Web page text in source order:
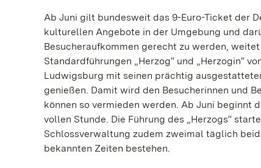
Ab Juni gilt bundesweit das 9-Euro-Ticket der
kulturellen Angebote in der Umgebung und
Besucheraufkommen gerecht zu werden,
Standardführungen „Herzog“ und „Herzogin“
Ludwigsburg mit seinen prächtig
genießen. Damit wird den Besucherinnen und
können so vermieden werden. Ab Juni beginnt
vollen Stunde. Die Führung des „Herzogs“
Schlossverwaltung zudem zweimal täglich
bekannten Zeiten bestehen.